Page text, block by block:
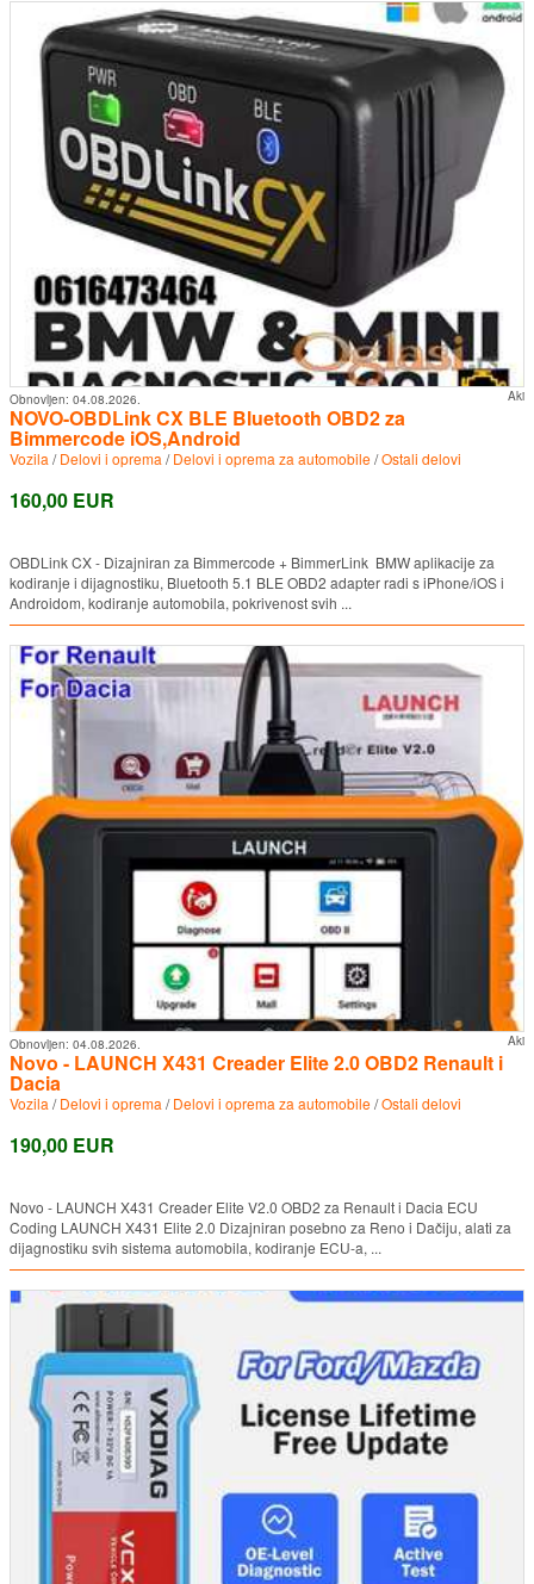
Aki
Obnovljen: 04.08.2026.
NOVO-OBDLink CX BLE Bluetooth OBD2 za
Bimmercode iOS,Android
Vozila /Delovi i oprema /Delovi i oprema za automobile/Ostali delovi
160,00 EUR
OBDLink CX - Dizajniran za Bimmercode + BimmerLink BMW aplikacije za
kodiranje i dijagnostiku, Bluetooth 5.1 BLE OBD2 adapter radi s iPhone/iOS i
Androidom, kodiranje automobila, pokrivenost svih ...
Aki
Obnovljen: 04.08.2026.
Novo - LAUNCH X431 Creader Elite 2.0 OBD2 Renault i
Dacia
Vozila /Delovi i oprema /Delovi i oprema za automobile/Ostali delovi
190,00 EUR
Novo - LAUNCH X431 Creader Elite V2.0 OBD2 za Renault i Dacia ECU
Coding LAUNCH X431 Elite 2.0 Dizajniran posebno za Reno i Dačiju, alati za
dijagnostiku svih sistema automobila, kodiranje ECU-a, ...